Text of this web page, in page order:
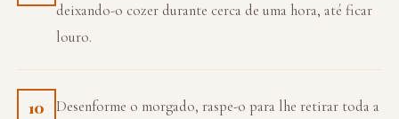
deixando-o cozer durante cerca de uma hora, até ficar
louro.
10
Desenforme o morgado, raspe-o para lhe retirar toda a